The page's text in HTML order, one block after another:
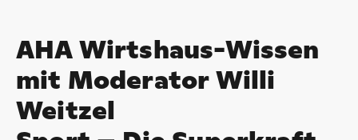
AHA Wirtshaus-Wissen
mit Moderator Willi
Weitzel